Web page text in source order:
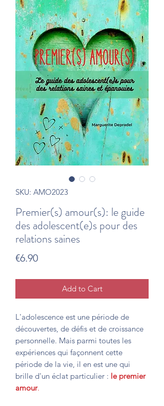
SKU: AMO2023
Premier(s) amour(s): le guide
des adolescent(e)s pour des
relations saines
€6.90Price
Add to Cart
L'adolescence est une période de
découvertes, de défis et de croissance
personnelle. Mais parmi toutes les
expériences qui façonnent cette
période de la vie, il en est une qui
brille d'un éclat particulier : le premier
amour.